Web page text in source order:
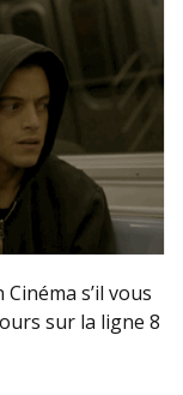
s’il vous
sur la ligne 8